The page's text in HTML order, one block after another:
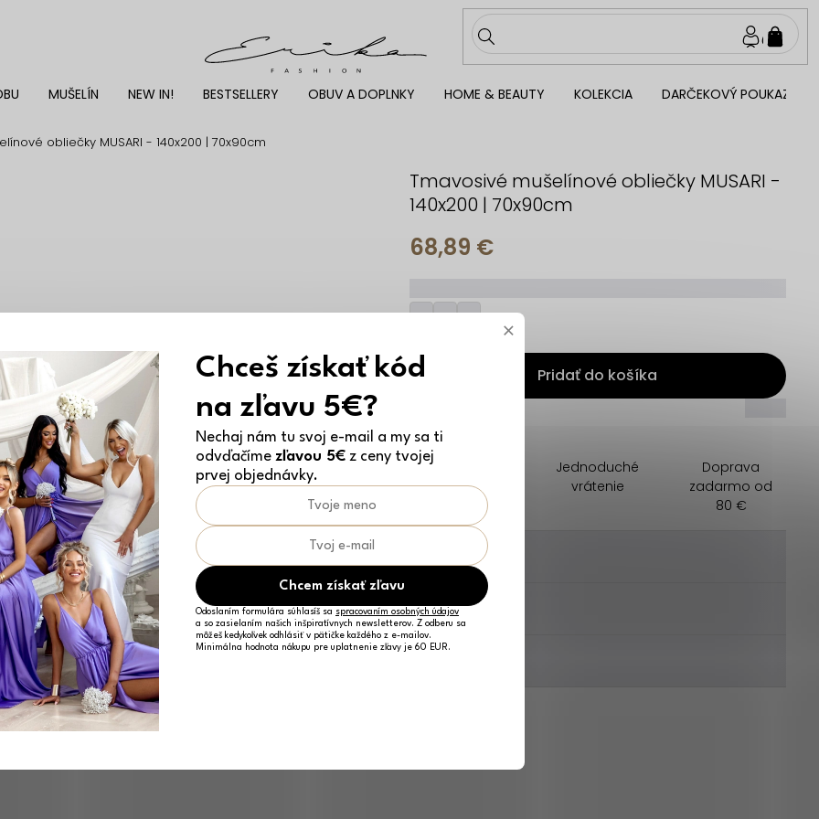
MUŠELÍN NEW IN! BESTSELLERY OBUV A DOPLNKY HOME & BEAUTY KOLEKCIA DARČEKOVÝ POUKAZ
obliečky MUSARI - 140x200 | 70x90cm
Tmavosivé mušelínové obliečky MUSARI -
140x200 | 70x90cm
68,89 €
Pridať do košíka
Darček na
nákup zadarmo
Jednoduché
vrátenie
Doprava
zadarmo od
80 €
________
________
×
Chceš získať kód
na zľavu 5€?
Nechaj nám tu svoj e-mail a my sa ti
odvďačíme zľavou 5€ z ceny tvojej
prvej objednávky.
Chcem získať zľavu
Odoslaním formulára súhlasíš sa spracovaním osobných údajov
a so zasielaním našich inšpiratívnych newsletterov. Z odberu sa
môžeš kedykoľvek odhlásiť v pätičke každého z e-mailov.
Minimálna hodnota nákupu pre uplatnenie zľavy je 60 EUR.